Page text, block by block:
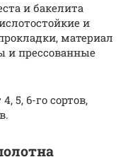
и бакелита
и
материал
и прессованные
5, 6-го сортов,